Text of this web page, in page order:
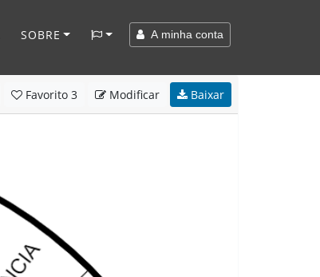
SOBRE A minha conta
Favorito 3 Modificar Baixar